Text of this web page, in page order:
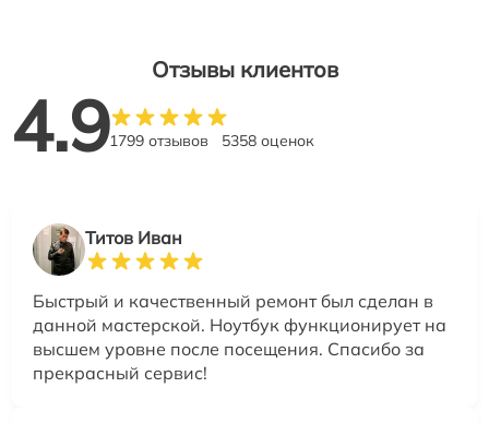
Отзывы клиентов
4.91799 отзывов 5358 оценок
Титов Иван
Быстрый и качественный ремонт был сделан в
данной мастерской. Ноутбук функционирует на
высшем уровне после посещения. Спасибо за
прекрасный сервис!